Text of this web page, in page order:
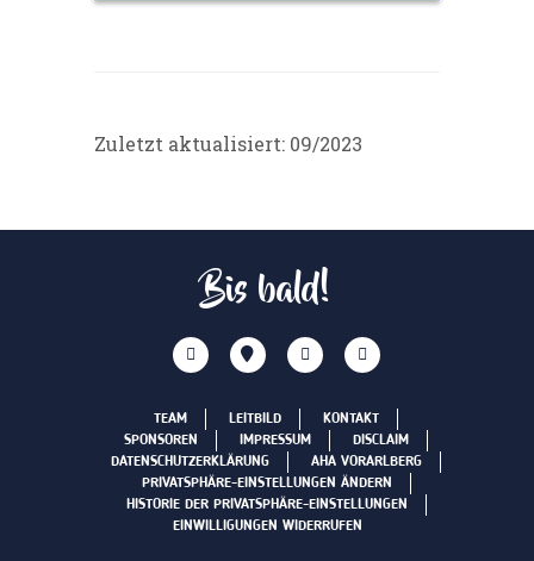
Zuletzt aktualisiert: 09/2023
Bis bald!
TEAM LEITBILD
KONTAKT
SPONSOREN
IMPRESSUM
DISCLAIM
DATENSCHUTZERKLÄRUNG
AHA VORARLBERG
PRIVATSPHÄRE-EINSTELLUNGEN ÄNDERN
HISTORIE DER PRIVATSPHÄRE-EINSTELLUNGEN
EINWILLIGUNGEN WIDERRUFEN